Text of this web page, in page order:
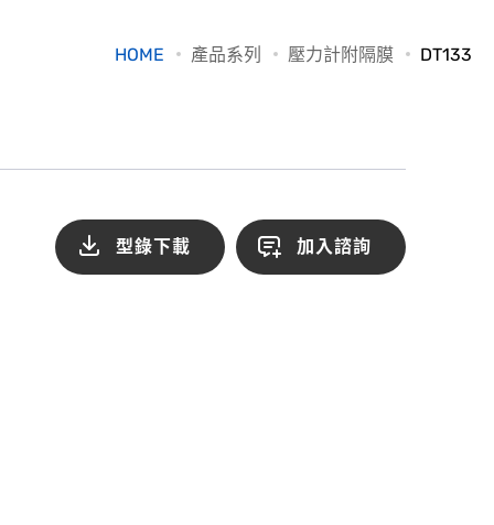
HOME 產品系列 壓力計附隔膜 DT133
型錄下載 加入諮詢